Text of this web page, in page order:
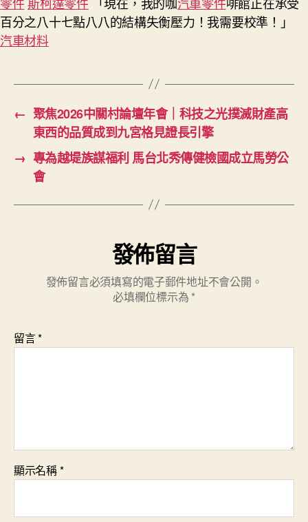
百分之八十七點八八的結構失衡壓力！我需要校準！」
汽車材料
← 聚焦2026中關村論壇年會｜科技之光撲滅財產高
東西的品質成到九宮格見證長引擎
→ 專為越堤族謀福利 馬台北秀傳健檢國成立馬勞公
會
發佈留言
發佈留言必須填寫的電子郵件地址不會公開。
必填欄位標示為 *
留言*
顯示名稱*